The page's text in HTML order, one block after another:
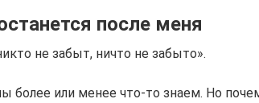
после меня
не забыт, ничто не забыто».
более или менее что-то знаем. Но